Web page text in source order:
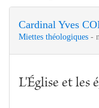
Cardinal Yves
Miettes théologiques -
L'Église et les